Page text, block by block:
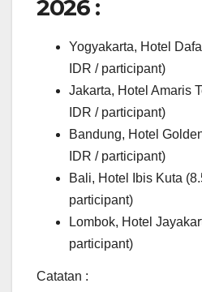
2026 :
Yogyakarta, Hotel
IDR / participant)
Jakarta, Hotel Amaris
IDR / participant)
Bandung, Hotel
IDR / participant)
Bali, Hotel Ibis Kuta
participant)
Lombok, Hotel
participant)
Catatan :